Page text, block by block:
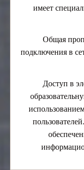
имеет
Общая
подключения в
Доступ в